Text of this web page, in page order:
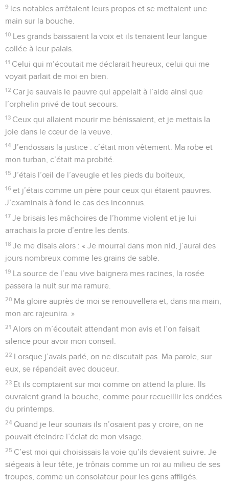
9 les notables arrêtaient leurs propos et se mettaient une
main sur la bouche.
10 Les grands baissaient la voix et ils tenaient leur langue
collée à leur palais.
11 Celui qui m’écoutait me déclarait heureux, celui qui me
voyait parlait de moi en bien.
12 Car je sauvais le pauvre qui appelait à l’aide ainsi que
l’orphelin privé de tout secours.
13 Ceux qui allaient mourir me bénissaient, et je mettais la
joie dans le cœur de la veuve.
14 J’endossais la justice : c’était mon vêtement. Ma robe et
mon turban, c’était ma probité.
15 J’étais l’œil de l’aveugle et les pieds du boiteux,
16 et j’étais comme un père pour ceux qui étaient pauvres.
J’examinais à fond le cas des inconnus.
17 Je brisais les mâchoires de l’homme violent et je lui
arrachais la proie d’entre les dents.
18 Je me disais alors : « Je mourrai dans mon nid, j’aurai des
jours nombreux comme les grains de sable.
19 La source de l’eau vive baignera mes racines, la rosée
passera la nuit sur ma ramure.
20 Ma gloire auprès de moi se renouvellera et, dans ma main,
mon arc rajeunira. »
21 Alors on m’écoutait attendant mon avis et l’on faisait
silence pour avoir mon conseil.
22 Lorsque j’avais parlé, on ne discutait pas. Ma parole, sur
eux, se répandait avec douceur.
23 Et ils comptaient sur moi comme on attend la pluie. Ils
ouvraient grand la bouche, comme pour recueillir les ondées
du printemps.
24 Quand je leur souriais ils n’osaient pas y croire, on ne
pouvait éteindre l’éclat de mon visage.
25 C’est moi qui choisissais la voie qu’ils devaient suivre. Je
siégeais à leur tête, je trônais comme un roi au milieu de ses
troupes, comme un consolateur pour les gens affligés.